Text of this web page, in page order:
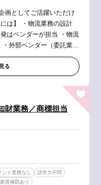
画としてご活躍いただけ
はベンダーが担当 ・物流
外部ベンダー（委託業
1回程度定期訪問の予定
る
財業務／商標担当
ント業務なし
語学力不問
賃補助あり